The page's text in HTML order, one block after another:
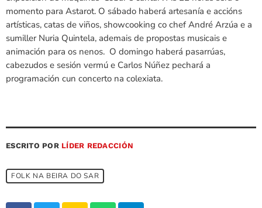
momento para Astarot. O sábado haberá artesanía e accións
artísticas, catas de viños, showcooking co chef André Arzúa e a
sumiller Nuria Quintela, ademais de propostas musicais e
animación para os nenos. O domingo haberá pasarrúas,
cabezudos e sesión vermú e Carlos Núñez pechará a
programación cun concerto na colexiata.
ESCRITO POR LÍDER REDACCIÓN
FOLK NA BEIRA DO SAR